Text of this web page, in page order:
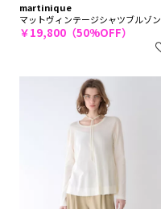
martinique
マットヴィンテージシャツブルゾン
￥19,800（50%OFF）